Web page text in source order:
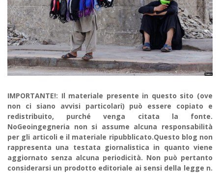
IMPORTANTE!: Il materiale presente in questo sito (ove
non ci siano avvisi particolari) può essere copiato e
redistribuito, purché venga citata la fonte.
NoGeoingegneria non si assume alcuna responsabilità
per gli articoli e il materiale ripubblicato.Questo blog non
rappresenta una testata giornalistica in quanto viene
aggiornato senza alcuna periodicità. Non può pertanto
considerarsi un prodotto editoriale ai sensi della legge n.